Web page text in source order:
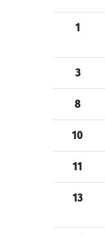
1
3
8
10
11
13